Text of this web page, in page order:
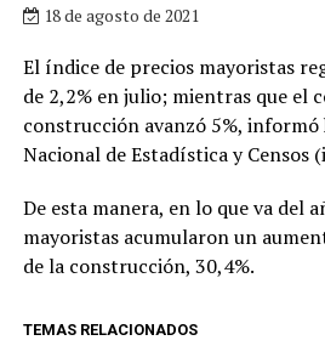
18 de agosto de 2021
El índice de precios mayoristas
de 2,2% en julio; mientras que el
construcción avanzó 5%,
Nacional de Estadística y Censos
De esta manera, en lo que va del
mayoristas acumularon un
de la construcción, 30,4%.
TEMAS RELACIONADOS